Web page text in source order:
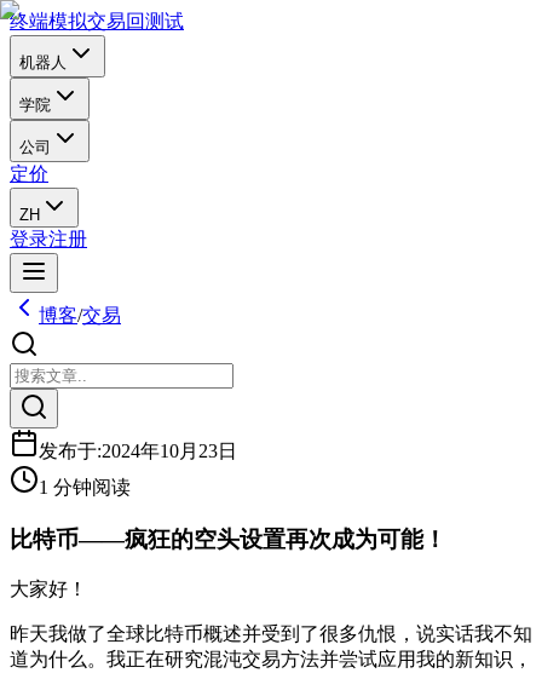
终端模拟交易回测试
机器人
学院
公司
定价
ZH
登录注册
博客/交易
发布于:2024年10月23日
1 分钟阅读
比特币——疯狂的空头设置再次成为可能！
大家好！
昨天我做了全球比特币概述并受到了很多仇恨，说实话我不知
道为什么。我正在研究混沌交易方法并尝试应用我的新知识，